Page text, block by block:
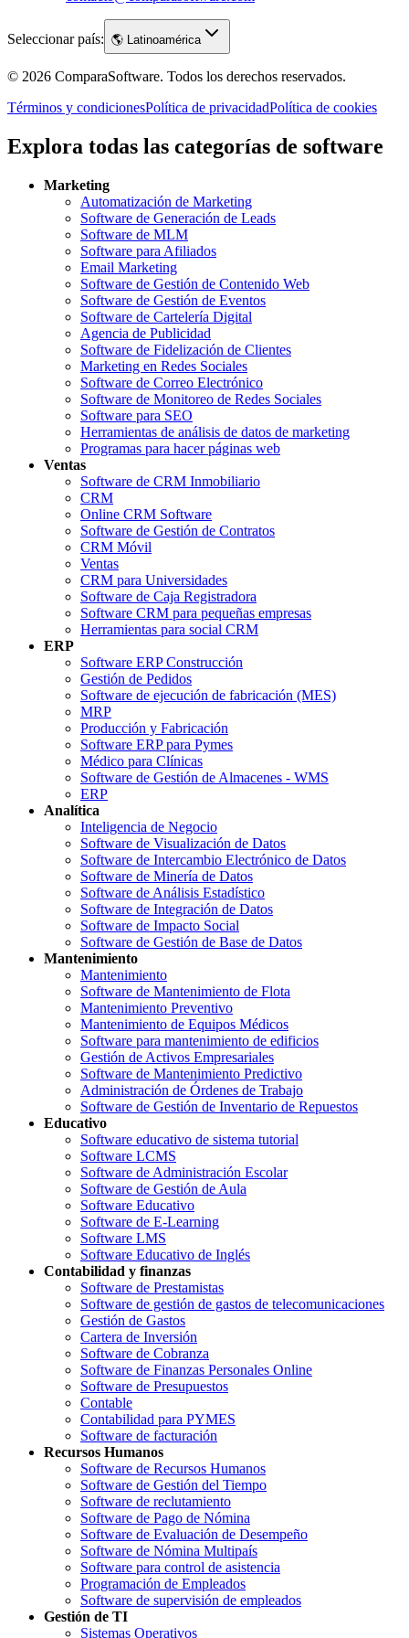
Seleccionar país: 🌎 Latinoamérica
© 2026 ComparaSoftware. Todos los derechos reservados.
Términos y condicionesPolítica de privacidadPolítica de cookies
Explora todas las categorías de software
Marketing
Automatización de Marketing
Software de Generación de Leads
Software de MLM
Software para Afiliados
Email Marketing
Software de Gestión de Contenido Web
Software de Gestión de Eventos
Software de Cartelería Digital
Agencia de Publicidad
Software de Fidelización de Clientes
Marketing en Redes Sociales
Software de Correo Electrónico
Software de Monitoreo de Redes Sociales
Software para SEO
Herramientas de análisis de datos de marketing
Programas para hacer páginas web
Ventas
Software de CRM Inmobiliario
CRM
Online CRM Software
Software de Gestión de Contratos
CRM Móvil
Ventas
CRM para Universidades
Software de Caja Registradora
Software CRM para pequeñas empresas
Herramientas para social CRM
ERP
Software ERP Construcción
Gestión de Pedidos
Software de ejecución de fabricación (MES)
MRP
Producción y Fabricación
Software ERP para Pymes
Médico para Clínicas
Software de Gestión de Almacenes - WMS
ERP
Analítica
Inteligencia de Negocio
Software de Visualización de Datos
Software de Intercambio Electrónico de Datos
Software de Minería de Datos
Software de Análisis Estadístico
Software de Integración de Datos
Software de Impacto Social
Software de Gestión de Base de Datos
Mantenimiento
Mantenimiento
Software de Mantenimiento de Flota
Mantenimiento Preventivo
Mantenimiento de Equipos Médicos
Software para mantenimiento de edificios
Gestión de Activos Empresariales
Software de Mantenimiento Predictivo
Administración de Órdenes de Trabajo
Software de Gestión de Inventario de Repuestos
Educativo
Software educativo de sistema tutorial
Software LCMS
Software de Administración Escolar
Software de Gestión de Aula
Software Educativo
Software de E-Learning
Software LMS
Software Educativo de Inglés
Contabilidad y finanzas
Software de Prestamistas
Software de gestión de gastos de telecomunicaciones
Gestión de Gastos
Cartera de Inversión
Software de Cobranza
Software de Finanzas Personales Online
Software de Presupuestos
Contable
Contabilidad para PYMES
Software de facturación
Recursos Humanos
Software de Recursos Humanos
Software de Gestión del Tiempo
Software de reclutamiento
Software de Pago de Nómina
Software de Evaluación de Desempeño
Software de Nómina Multipaís
Software para control de asistencia
Programación de Empleados
Software de supervisión de empleados
Gestión de TI
Sistemas Operativos